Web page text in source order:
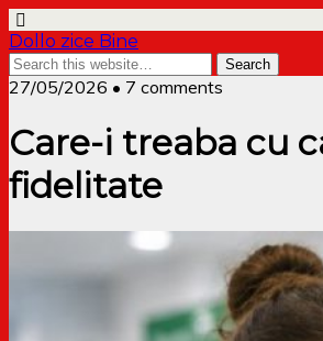
Dollo zice Bine
27/05/2026 • 7 comments
Care-i treaba cu
fidelitate